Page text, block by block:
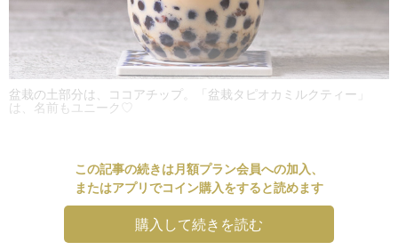
盆栽の土部分は、ココアチップ。「盆栽タピオカミルクティー」
は、名前もユニーク♡
この記事の続きは月額プラン会員への加入、
またはアプリでコイン購入をすると読めます
購入して続きを読む